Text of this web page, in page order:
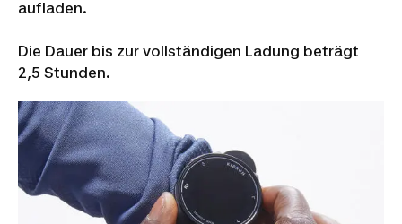
aufladen.
Die Dauer bis zur vollständigen Ladung beträgt
2,5 Stunden.